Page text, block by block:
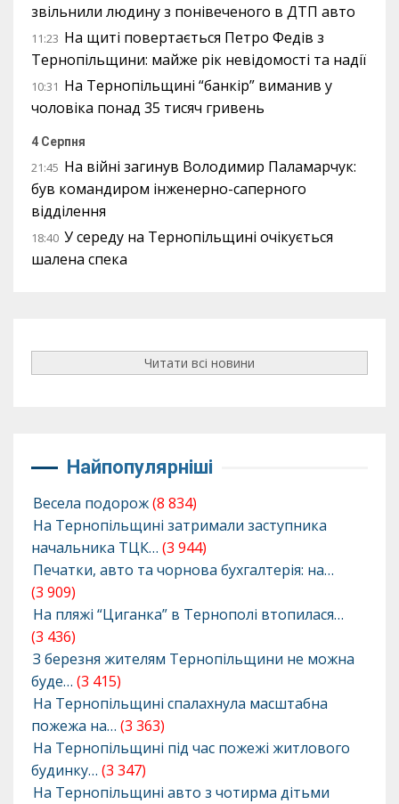
звільнили людину з понівеченого в ДТП авто
11:23 На щиті повертається Петро Федів з
Тернопільщини: майже рік невідомості та надії
10:31 На Тернопільщині “банкір” виманив у
чоловіка понад 35 тисяч гривень
4 Серпня
21:45 На війні загинув Володимир Паламарчук:
був командиром інженерно-саперного
відділення
18:40 У середу на Тернопільщині очікується
шалена спека
Читати всі новини
Найпопулярніші
Весела подорож(8 834)
На Тернопільщині затримали заступника
начальника ТЦК… (3 944)
Печатки, авто та чорнова бухгалтерія: на…
(3 909)
На пляжі “Циганка” в Тернополі втопилася…
(3 436)
З березня жителям Тернопільщини не можна
буде… (3 415)
На Тернопільщині спалахнула масштабна
пожежа на… (3 363)
На Тернопільщині під час пожежі житлового
будинку… (3 347)
На Тернопільщині авто з чотирма дітьми